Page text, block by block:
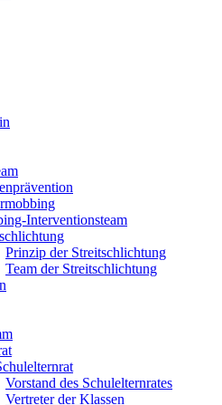
Interventionsteam
Prinzip der Streitschlichtung
Team der Streitschlichtung
Vorstand des Schulelternrates
Vertreter der Klassen